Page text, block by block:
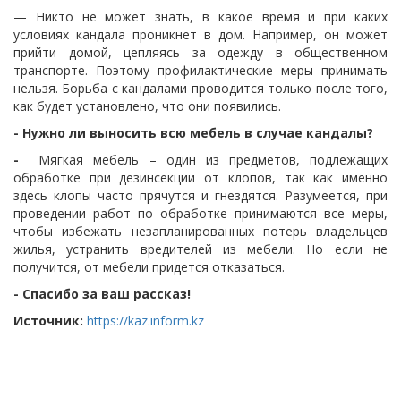
— Никто не может знать, в какое время и при каких
условиях кандала проникнет в дом. Например, он может
прийти домой, цепляясь за одежду в общественном
транспорте. Поэтому профилактические меры принимать
нельзя. Борьба с кандалами проводится только после того,
как будет установлено, что они появились.
- Нужно ли выносить всю мебель в случае кандалы?
- Мягкая мебель – один из предметов, подлежащих
обработке при дезинсекции от клопов, так как именно
здесь клопы часто прячутся и гнездятся. Разумеется, при
проведении работ по обработке принимаются все меры,
чтобы избежать незапланированных потерь владельцев
жилья, устранить вредителей из мебели. Но если не
получится, от мебели придется отказаться.
- Спасибо за ваш рассказ!
Источник: https://kaz.inform.kz